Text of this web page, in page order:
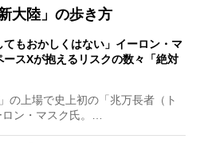
大陸」の歩き方
てもおかしくはない」イーロン・マ
ースXが抱えるリスクの数々「絶対
の上場で史上初の「兆万長者（ト
ン・マスク氏。…